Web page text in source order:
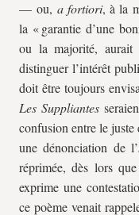
— ou, a fortiori, à la
la « garantie d’une
ou la majorité, aurait
distinguer l’intérêt
doit être toujours
Les Suppliantes
confusion entre le juste
une dénonciation de l’
réprimée, dès lors
exprime une
ce poème venait